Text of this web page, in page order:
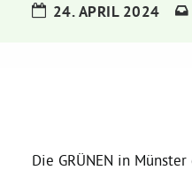
Sylvia Rietenberg, MdB
24. APRIL 2024
Die GRÜNEN in